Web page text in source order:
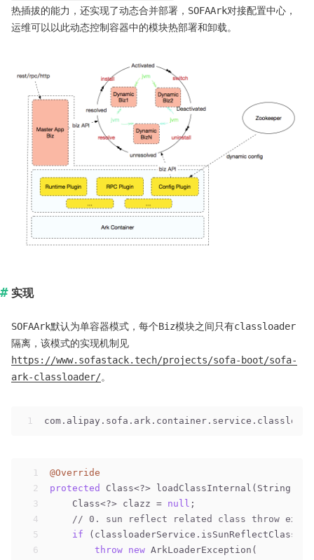
热插拔的能力，还实现了动态合并部署，SOFAArk对接配置中心，
运维可以以此动态控制容器中的模块热部署和卸载。
实现
SOFAArk默认为单容器模式，每个Biz模块之间只有classloader
隔离，该模式的实现机制见
https://www.sofastack.tech/projects/sofa-boot/sofa-
ark-classloader/。
1
1
2
3
4
5
6
@Override
protected
Class<?> loadClassInternal(String
    Class<?> clazz =
null ;
// 0. sun reflect related class throw
if
throw new ArkLoaderException(